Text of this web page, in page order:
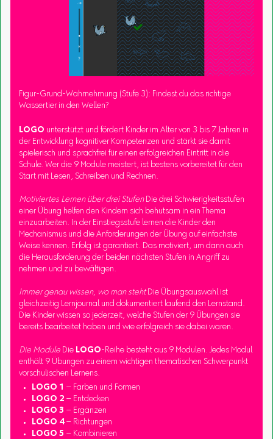
Figur-Grund-Wahrnehmung (Stufe 3): Findest du das richtige
Wassertier in den Wellen?
LOGO unterstützt und fördert Kinder im Alter von 3 bis 7 Jahren in
der Entwicklung kognitiver Kompetenzen und stärkt sie damit
spielerisch und sprachfrei für einen erfolgreichen Eintritt in die
Schule. Wer die 9 Module meistert, ist bestens vorbereitet für den
Start mit Lesen, Schreiben und Rechnen.
Motiviertes Lernen über drei StufenDie drei Schwierigkeitsstufen
einer Übung helfen den Kindern sich behutsam in ein Thema
einzuarbeiten. In der Einstiegsstufe lernen die Kinder den
Mechanismus und die Anforderungen der Übung auf einfachste
Weise kennen. Erfolg ist garantiert. Das motiviert, um dann auch
die Herausforderung der beiden nächsten Stufen in Angriff zu
nehmen und zu bewältigen.
Immer genau wissen, wo man stehtDie Übungsauswahl ist
gleichzeitig Lernjournal und dokumentiert laufend den Lernstand.
Die Kinder wissen so jederzeit, welche Stufen der 9 Übungen sie
bereits bearbeitet haben und wie erfolgreich sie dabei waren.
Die Module Die LOGO-Reihe besteht aus 9 Modulen. Jedes Modul
enthält 9 Übungen zu einem wichtigen thematischen Schwerpunkt
vorschulischen Lernens.
LOGO 1 – Farben und Formen
LOGO 2 – Entdecken
LOGO 3 – Ergänzen
LOGO 4– Richtungen
LOGO 5 – Kombinieren